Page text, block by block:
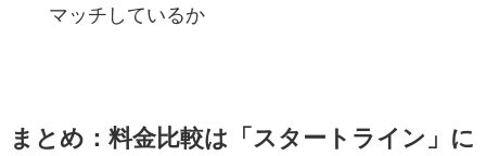
マッチしているか
まとめ：料金比較は「スタートライン」に